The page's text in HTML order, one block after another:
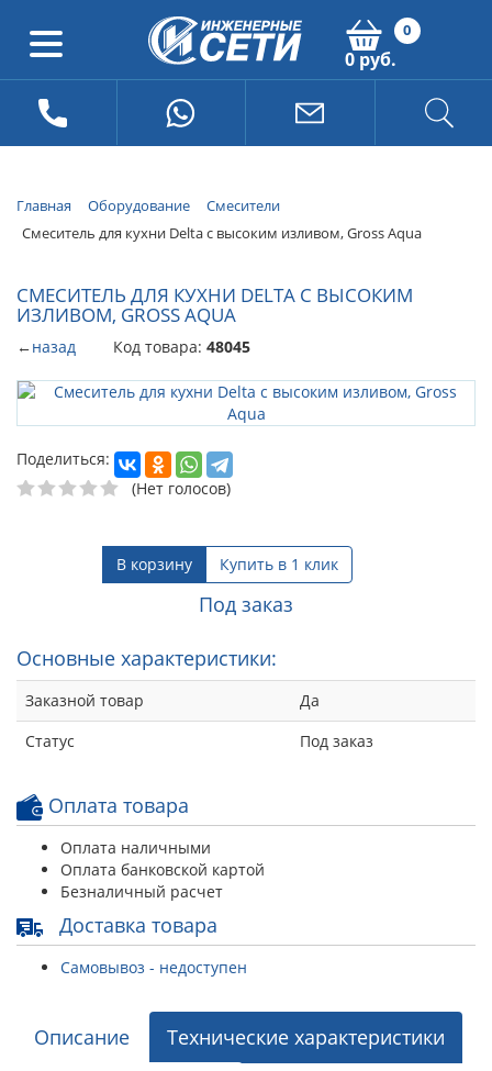
0
0 руб.
Главная Оборудование
Смесители
Смеситель для кухни Delta с высоким изливом, Gross Aqua
СМЕСИТЕЛЬ ДЛЯ КУХНИ DELTA С ВЫСОКИМ
ИЗЛИВОМ, GROSS AQUA
←назад Код товара: 48045
Поделиться:
(Нет голосов)
В корзину Купить в 1 клик
Под заказ
Основные характеристики:
Заказной товар
Да
Статус
Под заказ
Оплата товара
Оплата наличными
Оплата банковской картой
Безналичный расчет
Доставка товара
Самовывоз - недоступен
Описание
Технические характеристики